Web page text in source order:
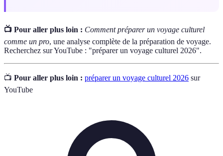
📺 Pour aller plus loin : Comment préparer un voyage culturel
comme un pro, une analyse complète de la préparation de voyage.
Recherchez sur YouTube : "préparer un voyage culturel 2026".
📺 Pour aller plus loin : préparer un voyage culturel 2026 sur
YouTube